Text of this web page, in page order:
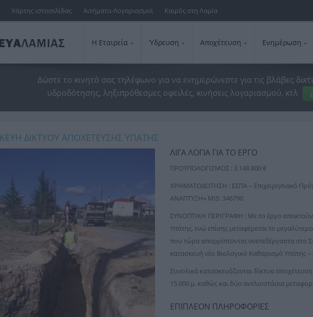
Χάρτης ιστοσελίδας Αιτήματα-Λογαριασμοί Καιρός στη Λαμία
Η Εταιρεία Ύδρευση Αποχέτευση Ενημέρωση
Δώστε το κινητό σας τηλέφωνο για να ενημερώνεστε για τις βλάβες
υδροδότησης, ληξιπρόθεσμες οφειλές, κινήσεις λογαριασμού, κτλ
ΔΙΚΤΥΟΥ ΑΠΟΧΕΤΕΥΣΗΣ ΥΠΑΤΗΣ
ΛΙΓΑ ΛΟΓΙΑ ΓΙΑ ΤΟ ΕΡΓΟ
ΠΡΟΫΠΟΛΟΓΙΣΜΟΣ : 3.148.800 €
ΧΡΗΜΑΤΟΔΟΤΗΣΗ : ΕΣΠΑ – Επιχειρησιακό
ΑΝΑΠΤΥΞΗ» MIS: 346790
ΣΥΝΟΠΤΙΚΗ ΠΕΡΙΓΡΑΦΗ : Με το έργο
Υπάτης, ενώ επίσης μεταφέρεται το
που τώρα απορρίπτονται ανεπεξέργαστα στο
κατασκευή νέο Βιολογικό Καθαρισμό Υπάτης –
Συνολικά κατασκευάζονται δίκτυα
15.000 μ. καθώς και δύο αντλιοστάσια
ΕΠΙΠΛΕΟΝ ΠΛΗΡΟΦΟΡΙΕΣ